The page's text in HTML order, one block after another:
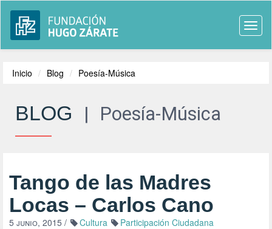
Inicio Blog Poesía-Música
BLOG | Poesía-Música
Tango de las Madres
Locas – Carlos Cano
5 junio, 2015 / Cultura Participación Ciudadana